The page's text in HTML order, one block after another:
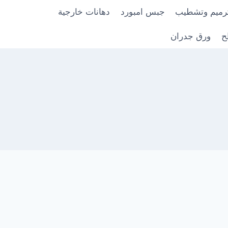
وتشطيب جبس امبورد دهانات خارجية
ورق جدران